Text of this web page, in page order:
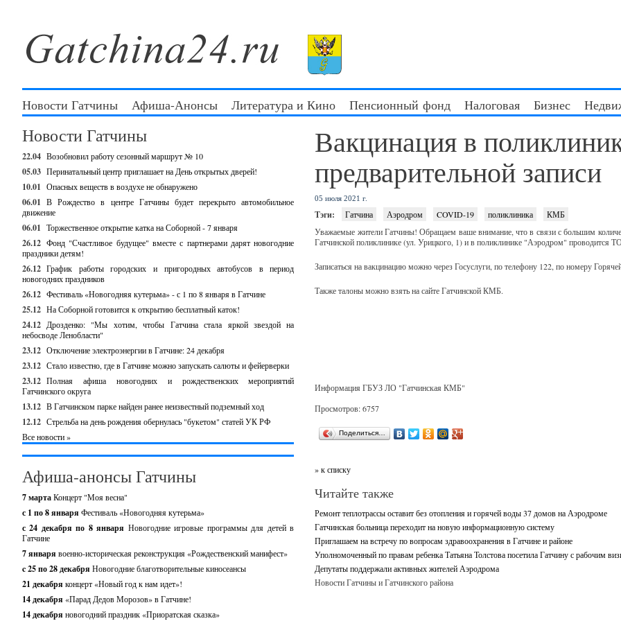
Новости Гатчины Афиша-Анонсы Литература и Кино Пенсионный фонд Налоговая Бизнес
Новости Гатчины
22.04 Возобновил работу сезонный маршрут № 10
05.03 Перинатальный центр приглашает на День открытых дверей!
10.01 Опасных веществ в воздухе не обнаружено
06.01 В Рождество в центре Гатчины будет перекрыто автомобильное
движение
06.01 Торжественное открытие катка на Соборной - 7 января
26.12 Фонд "Счастливое будущее" вместе с партнерами дарят новогодние
праздники детям!
26.12 График работы городских и пригородных автобусов в период
новогодних праздников
26.12 Фестиваль «Новогодняя кутерьма» - с 1 по 8 января в Гатчине
25.12 На Соборной готовится к открытию бесплатный каток!
24.12 Дрозденко: "Мы хотим, чтобы Гатчина стала яркой звездой на
небосводе Ленобласти"
23.12 Отключение электроэнергии в Гатчине: 24 декабря
23.12 Стало известно, где в Гатчине можно запускать салюты и фейерверки
23.12 Полная афиша новогодних и рождественских мероприятий
Гатчинского округа
13.12 В Гатчинском парке найден ранее неизвестный подземный ход
12.12 Стрельба на день рождения обернулась "букетом" статей УК РФ
Все новости »
Афиша-анонсы Гатчины
7 мартаКонцерт "Моя весна"
с 1 по 8 января Фестиваль «Новогодняя кутерьма»
с 24 декабря по 8 января Новогодние игровые программы для детей в
Гатчине
7 января военно-историческая реконструкция «Рождественский манифест»
c 25 по 28 декабря Новогодние благотворительные киносеансы
21 декабря концерт «Новый год к нам идет»!
14 декабря «Парад Дедов Морозов» в Гатчине!
14 декабря новогодний праздник «Приоратская сказка»
Вакцинация в
предварительной записи
05 июля 2021 г.
Тэги: Гатчина Аэродром COVID-19 поликлиника
КМБ
Уважаемые жители Гатчины! Обращаем ваше внимание, что в связи с большим
Гатчинской поликлинике (ул. Урицкого, 1) и в поликлинике "Аэродром" проводится
Записаться на вакцинацию можно через Госуслуги, по телефону 122, по номеру
Также талоны можно взять на сайте Гатчинской КМБ.
Информация ГБУЗ ЛО "Гатчинская КМБ"
Просмотров: 6757
Поделиться…
» к списку
Читайте также
Ремонт теплотрассы оставит без отопления и горячей воды 37 домов на Аэродроме
Гатчинская больница переходит на новую информационную систему
Приглашаем на встречу по вопросам здравоохранения в Гатчине и районе
Уполномоченный по правам ребенка Татьяна Толстова посетила Гатчину с рабочим
Депутаты поддержали активных жителей Аэродрома
Новости Гатчины и Гатчинского района